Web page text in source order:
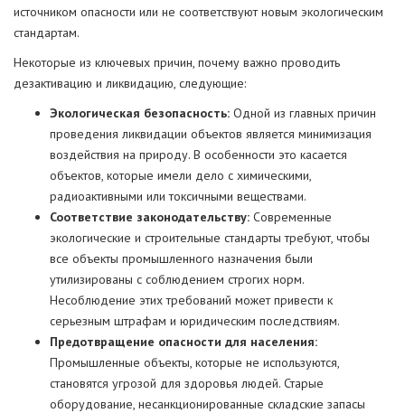
источником опасности или не соответствуют новым экологическим
стандартам.
Некоторые из ключевых причин, почему важно проводить
дезактивацию и ликвидацию, следующие:
Экологическая безопасность: Одной из главных причин
проведения ликвидации объектов является минимизация
воздействия на природу. В особенности это касается
объектов, которые имели дело с химическими,
радиоактивными или токсичными веществами.
Соответствие законодательству: Современные
экологические и строительные стандарты требуют, чтобы
все объекты промышленного назначения были
утилизированы с соблюдением строгих норм.
Несоблюдение этих требований может привести к
серьезным штрафам и юридическим последствиям.
Предотвращение опасности для населения:
Промышленные объекты, которые не используются,
становятся угрозой для здоровья людей. Старые
оборудование, несанкционированные складские запасы